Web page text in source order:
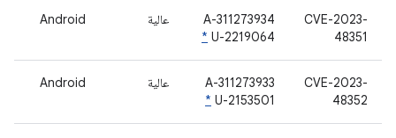
CVE-2023-
48351
A-311273934
U-2219064
*
عالية Android
CVE-2023-
48352
A-311273933
U-2153501
*
عالية Android